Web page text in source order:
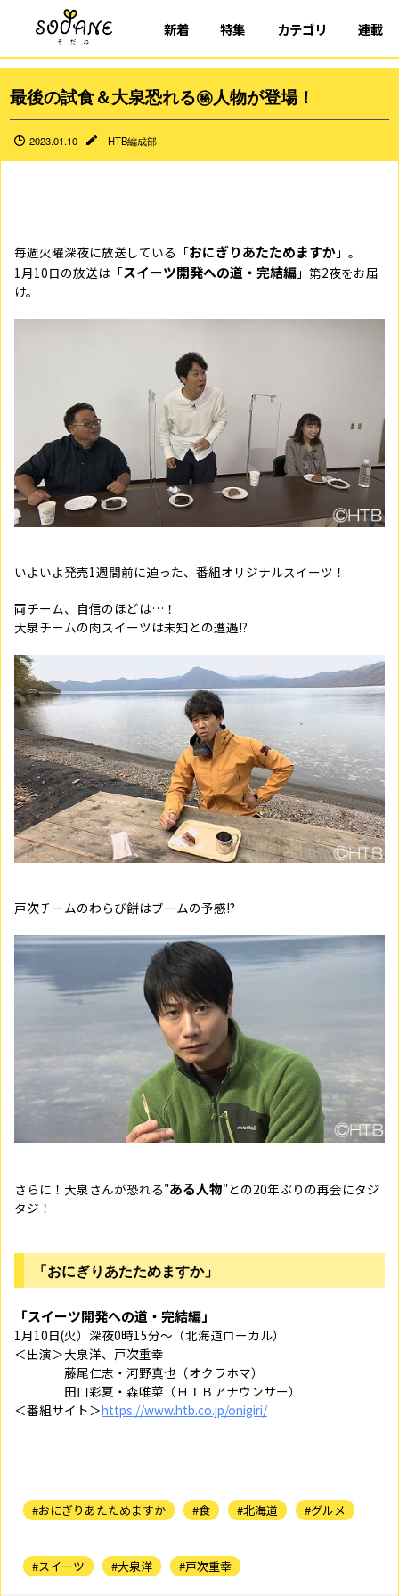
新着 特集 カテゴリ 連載
最後の試食＆大泉恐れる㊙人物が登場！
2023.01.10 HTB編成部
毎週火曜深夜に放送している「おにぎりあたためますか 」。
1月10日の放送は「スイーツ開発への道・完結編 」第2夜をお届
け。
いよいよ発売1週間前に迫った、番組オリジナルスイーツ！
両チーム、自信のほどは…！
大泉チームの肉スイーツは未知との遭遇!?
戸次チームのわらび餅はブームの予感!?
さらに！大泉さんが恐れる"ある人物"との20年ぶりの再会にタジ
タジ！
「おにぎりあたためますか」
「スイーツ開発への道・完結編」
1月10日(火）深夜0時15分～（北海道ローカル）
＜出演＞大泉洋、戸次重幸
藤尾仁志・河野真也（オクラホマ）
田口彩夏・森唯菜（ＨＴＢアナウンサー）
＜番組サイト＞https://www.htb.co.jp/onigiri/
#おにぎりあたためますか #食 #北海道 #グルメ
#スイーツ #大泉洋 #戸次重幸